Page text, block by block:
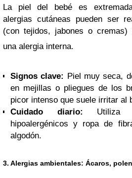
La piel del bebé es
alergias cutáneas pueden ser
(con tejidos, jabones o cremas)
una alergia interna.
Signos clave: Piel muy seca,
en mejillas o pliegues de los
picor intenso que suele irritar al
Cuidado diario: Utiliza
hipoalergénicos y ropa de
algodón.
3. Alergias ambientales: Ácaros,